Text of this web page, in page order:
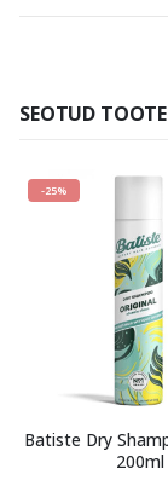
SEOTUD
-25%
Batiste Dry
200ml